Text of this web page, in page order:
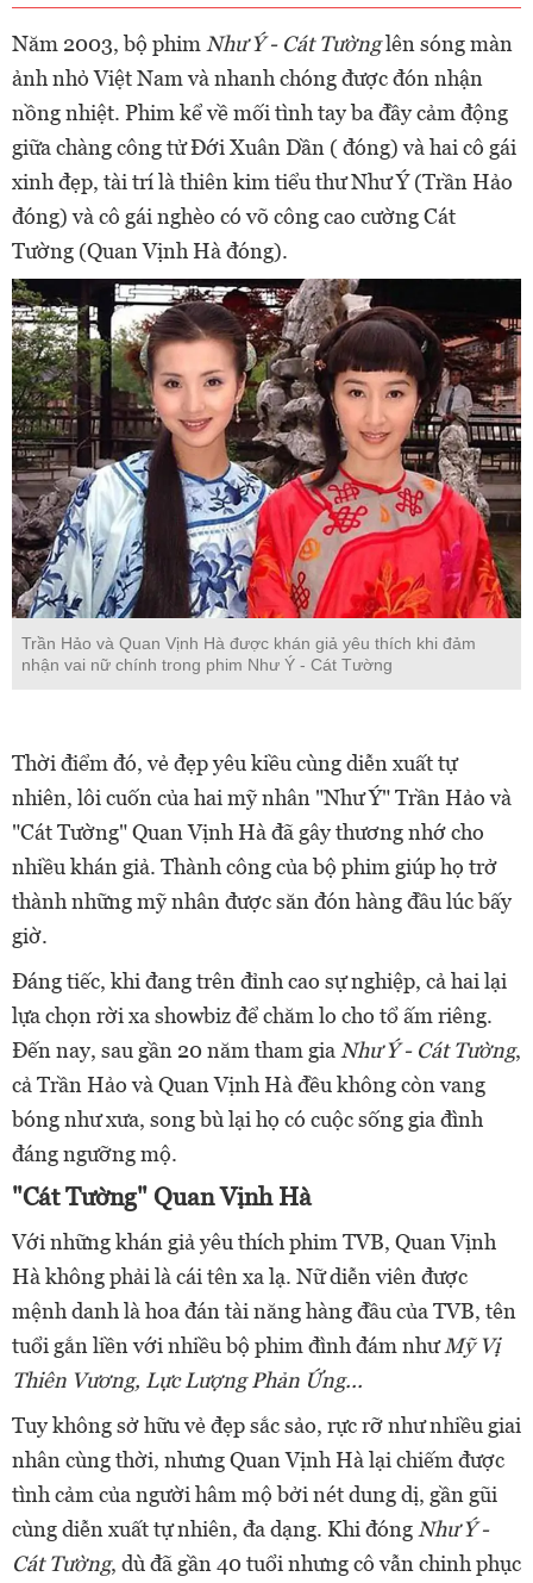
Năm 2003, bộ phim Như Ý - Cát Tườnglên sóng màn
ảnh nhỏ Việt Nam và nhanh chóng được đón nhận
nồng nhiệt. Phim kể về mối tình tay ba đầy cảm động
giữa chàng công tử Đới Xuân Dần ( đóng) và hai cô gái
xinh đẹp, tài trí là thiên kim tiểu thư Như Ý (Trần Hảo
đóng) và cô gái nghèo có võ công cao cường Cát
Tường (Quan Vịnh Hà đóng).
Trần Hảo và Quan Vịnh Hà được khán giả yêu thích khi đảm
nhận vai nữ chính trong phim Như Ý - Cát Tường
Thời điểm đó, vẻ đẹp yêu kiều cùng diễn xuất tự
nhiên, lôi cuốn của hai mỹ nhân "Như Ý" Trần Hảo và
"Cát Tường" Quan Vịnh Hà đã gây thương nhớ cho
nhiều khán giả. Thành công của bộ phim giúp họ trở
thành những mỹ nhân được săn đón hàng đầu lúc bấy
giờ.
Đáng tiếc, khi đang trên đỉnh cao sự nghiệp, cả hai lại
lựa chọn rời xa showbiz để chăm lo cho tổ ấm riêng.
Đến nay, sau gần 20 năm tham gia Như Ý - Cát Tường,
cả Trần Hảo và Quan Vịnh Hà đều không còn vang
bóng như xưa, song bù lại họ có cuộc sống gia đình
đáng ngưỡng mộ.
"Cát Tường" Quan Vịnh Hà
Với những khán giả yêu thích phim TVB, Quan Vịnh
Hà không phải là cái tên xa lạ. Nữ diễn viên được
mệnh danh là hoa đán tài năng hàng đầu của TVB, tên
tuổi gắn liền với nhiều bộ phim đình đám nhưMỹ Vị
Thiên Vương, Lực Lượng Phản Ứng...
Tuy không sở hữu vẻ đẹp sắc sảo, rực rỡ như nhiều giai
nhân cùng thời, nhưng Quan Vịnh Hà lại chiếm được
tình cảm của người hâm mộ bởi nét dung dị, gần gũi
cùng diễn xuất tự nhiên, đa dạng. Khi đóng Như Ý -
Cát Tường, dù đã gần 40 tuổi nhưng cô vẫn chinh phục